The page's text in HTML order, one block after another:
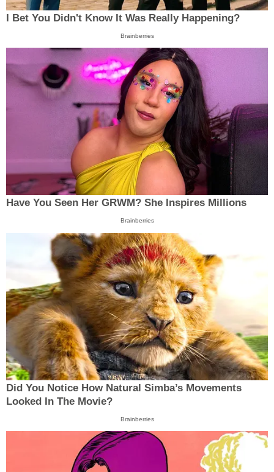
I Bet You Didn't Know It Was Really Happening?
Brainberries
Have You Seen Her GRWM? She Inspires Millions
Brainberries
Did You Notice How Natural Simba’s Movements
Looked In The Movie?
Brainberries